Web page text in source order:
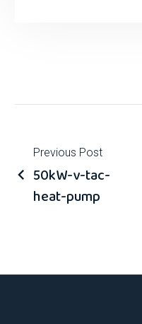
Previous Post
50kW-v-tac-
heat-pump